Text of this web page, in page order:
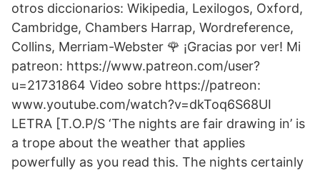
otros diccionarios: Wikipedia, Lexilogos, Oxford,
Cambridge, Chambers Harrap, Wordreference,
Collins, Merriam-Webster 🌹 ¡Gracias por ver! Mi
patreon: https://www.patreon.com/user?
u=21731864 Video sobre https://patreon:
www.youtube.com/watch?v=dkToq6S68UI
LETRA [T.O.P/S ‘The nights are fair drawing in’ is
a trope about the weather that applies
powerfully as you read this. The nights certainly